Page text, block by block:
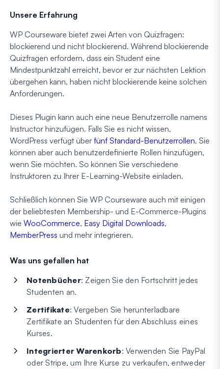
Unsere Erfahrung
WP Courseware bietet zwei Arten von Quizfragen:
blockierend und nicht blockierend. Während blockierende
Quizfragen erfordern, dass ein Student eine
Mindestpunktzahl erreicht, bevor er zur nächsten Lektion
übergehen kann, haben nicht blockierende keine solchen
Anforderungen.
Dieses Plugin kann auch eine neue Benutzerrolle namens
Instructor hinzufügen. Falls Sie es nicht wissen,
WordPress verfügt über fünf Standard-Benutzerrollen. Sie
können aber auch benutzerdefinierte Rollen hinzufügen,
wenn Sie möchten. So können Sie verschiedene
Instruktoren zu Ihrer E-Learning-Website einladen.
Schließlich können Sie WP Courseware auch mit einigen
der beliebtesten Membership- und E-Commerce-Plugins
wie WooCommerce, Easy Digital Downloads,
MemberPress und mehr integrieren.
Was uns gefallen hat
Notenbücher: Zeigen Sie den Fortschritt jedes
Studenten an.
Zertifikate: Vergeben Sie herunterladbare
Zertifikate an Studenten für den Abschluss eines
Kurses.
Integrierter Warenkorb: Verwenden Sie PayPal
oder Stripe, um Ihre Kurse zu verkaufen, entweder